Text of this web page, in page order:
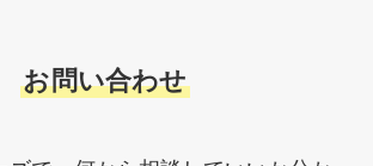
お問い合わせ